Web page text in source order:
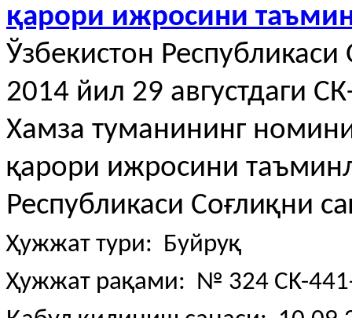
қарори ижросини
Ўзбекистон
2014 йил 29 августдаги
Хамза туманининг
қарори ижросини
Республикаси Соғлиқни
Ҳужжат тури: Буйруқ
Ҳужжат рақами: № 324 CK-